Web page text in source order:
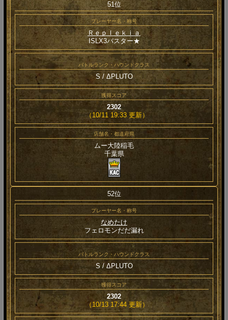
51位
プレーヤー名・称号
Ｒｅｐｌｅｋｉａ
ISLX3バスター★
バトルランク・ハウンドクラス
S / ΔPLUTO
獲得スコア
2302
（10/11 19:33 更新）
店舗名・都道府県
ムー大陸稲毛
千葉県
52位
プレーヤー名・称号
なめたけ
フェロモンだだ漏れ
バトルランク・ハウンドクラス
S / ΔPLUTO
獲得スコア
2302
（10/13 17:44 更新）